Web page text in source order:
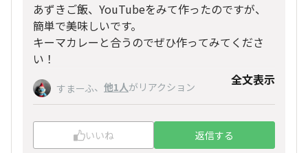
あずきご飯、YouTubeをみて作ったのですが、
簡単で美味しいです。
キーマカレーと合うのでぜひ作ってみてくださ
い！
すまーふ、 他1人がリアクション 全文表示
いいね 返信する